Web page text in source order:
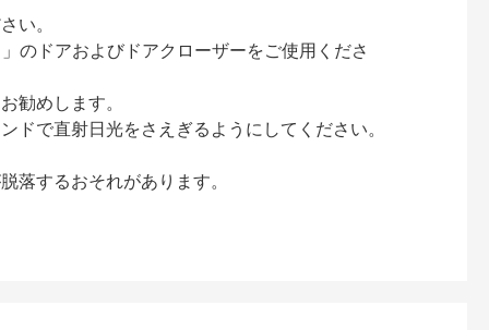
い。
のドアおよびドアクローザーをご使用くださ
勧めします。
で直射日光をさえぎるようにしてください。
するおそれがあります。